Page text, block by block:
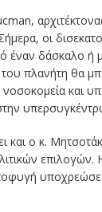
οι
δάσκαλο ή
πλανήτη θα
και
και ο κ.